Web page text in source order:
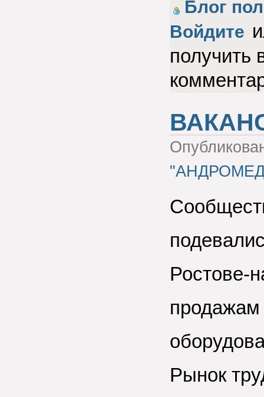
Блог
Войдите
получить
Ростове-
Рынок